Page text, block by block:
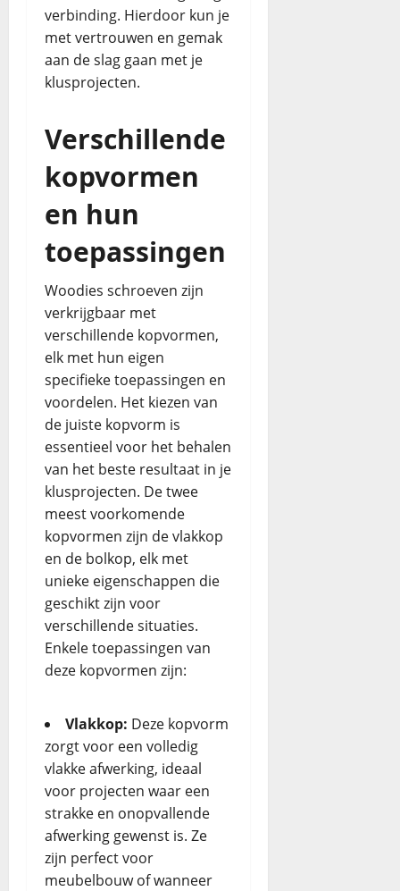
verbinding. Hierdoor kun je
met vertrouwen en gemak
aan de slag gaan met je
klusprojecten.
Verschillende
kopvormen
en hun
toepassingen
Woodies schroeven zijn
verkrijgbaar met
verschillende kopvormen,
elk met hun eigen
specifieke toepassingen en
voordelen. Het kiezen van
de juiste kopvorm is
essentieel voor het behalen
van het beste resultaat in je
klusprojecten. De twee
meest voorkomende
kopvormen zijn de vlakkop
en de bolkop, elk met
unieke eigenschappen die
geschikt zijn voor
verschillende situaties.
Enkele toepassingen van
deze kopvormen zijn:
Vlakkop: Deze kopvorm
zorgt voor een volledig
vlakke afwerking, ideaal
voor projecten waar een
strakke en onopvallende
afwerking gewenst is. Ze
zijn perfect voor
meubelbouw of wanneer